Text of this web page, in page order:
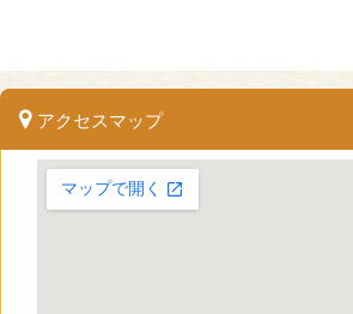
アクセスマップ